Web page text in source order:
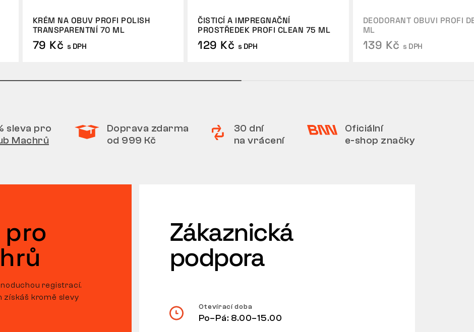
KRÉM NA OBUV PROFI POLISH
TRANSPARENTNÍ 70 ML
79 Kč s DPH
ČISTICÍ A IMPREGNAČNÍ
PROSTŘEDEK PROFI CLEAN 75 ML
129 Kč s DPH
DEODORANT OBUVI PROFI
ML
139 Kč s DPH
sleva pro
Machrů
Doprava zdarma
od 999 Kč
30 dní
na vrácení
Oficiální
e-shop značky
pro
registrací.
získáš kromě slevy
Zákaznická
podpora
Otevírací doba
Po–Pá: 8.00–15.00